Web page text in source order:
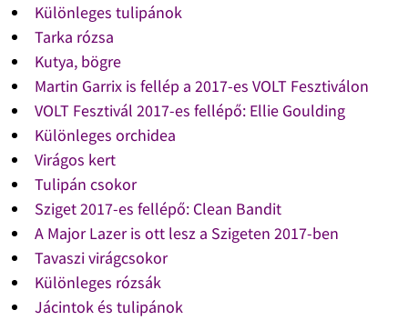
Különleges tulipánok
Tarka rózsa
Kutya, bögre
Martin Garrix is fellép a 2017-es VOLT Fesztiválon
VOLT Fesztivál 2017-es fellépő: Ellie Goulding
Különleges orchidea
Virágos kert
Tulipán csokor
Sziget 2017-es fellépő: Clean Bandit
A Major Lazer is ott lesz a Szigeten 2017-ben
Tavaszi virágcsokor
Különleges rózsák
Jácintok és tulipánok